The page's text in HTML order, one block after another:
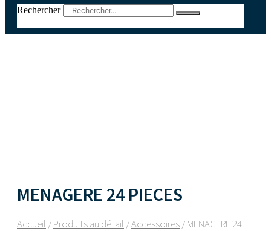
Rechercher
MENAGERE 24 PIECES
Accueil /Produits au détail /Accessoires/ MENAGERE 24